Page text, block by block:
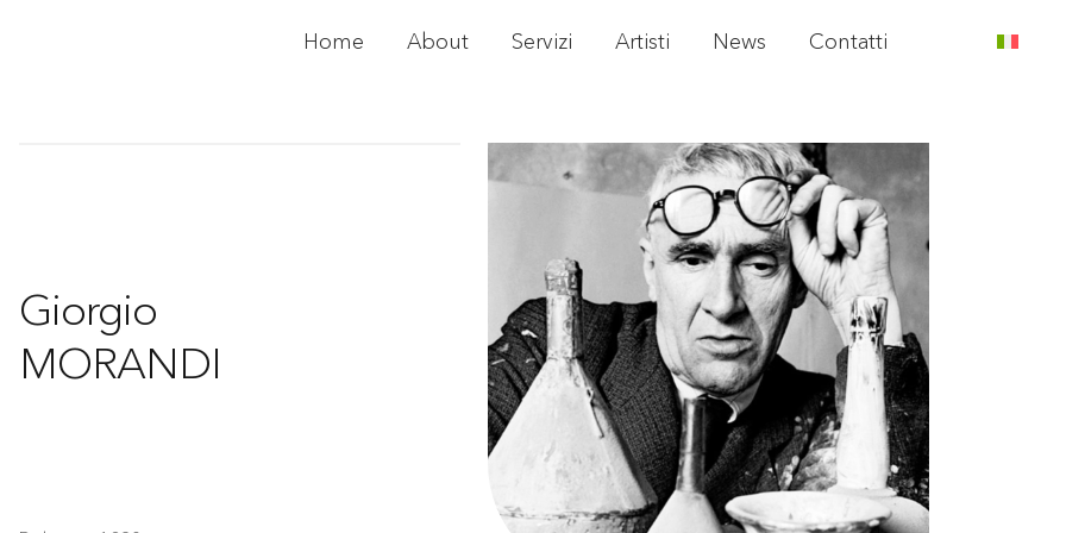
Home About Servizi Artisti News Contatti
Giorgio
MORANDI